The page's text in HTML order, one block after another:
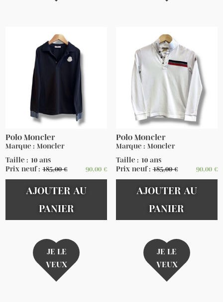
Polo Moncler
Marque : Moncler
Taille : 10 ans
Prix neuf :185,00€ 90,00 €
AJOUTER AU
PANIER
JE LE
VEUX
Polo Moncler
Marque : Moncler
Taille : 10 ans
Prix neuf :185,00€ 90,00 €
AJOUTER AU
PANIER
JE LE
VEUX